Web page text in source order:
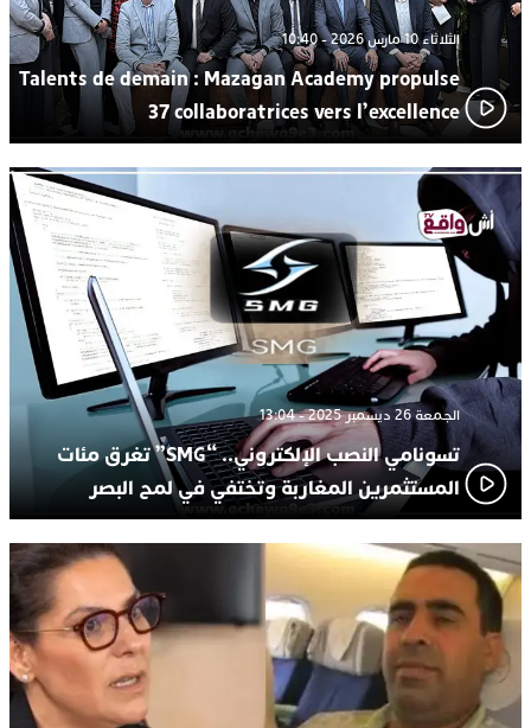
الثلاثاء 10 مارس 2026 - 10:40
Talents de demain : Mazagan Academy propulse
37 collaboratrices vers l’excellence
الجمعة 26 ديسمبر 2025 - 13:04
تسونامي النصب الإلكتروني.. “SMG” تغرق مئات
المستثمرين المغاربة وتختفي في لمح البصر